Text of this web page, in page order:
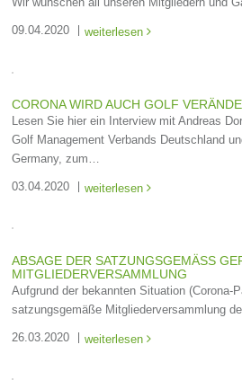
09.04.2020 weiterlesen
CORONA WIRD AUCH GOLF
Lesen Sie hier ein Interview mit Andreas
Golf Management Verbands Deutschland
Germany, zum…
03.04.2020 weiterlesen
ABSAGE DER SATZUNGSGEMÄSS
ITGLIEDERVERSAMMLUNG
Aufgrund der bekannten Situation (Corona-
satzungsgemäße Mitgliederversammlung
26.03.2020 weiterlesen